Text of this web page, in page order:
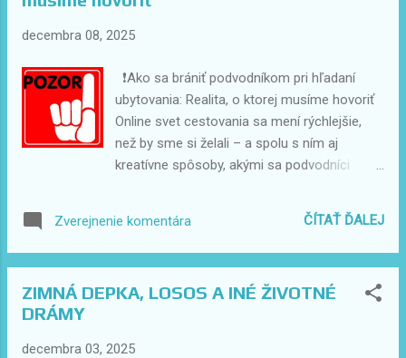
prečo sa oplatí rezervovať si ubytovanie ešte
teraz, v predstihu . 📈 Prečo dochádza k
Hlavné dôvody pripravovaných úprav sú: 1️⃣
Regulácia preplneného trhu s krátkodobým
ubytovaním Štát aj samosprávy sa snažia
obmedziť nekontrolované rozširovanie
apartmánov, najmä v turistických centrách.
verejné priestory, vodohospodárstvo či
decembra 08, 2025
❗Ako sa brániť podvodníkom pri hľadaní
ubytovania: Realita, o ktorej musíme hovoriť
Online svet cestovania sa mení rýchlejšie,
než by sme si želali – a spolu s ním aj
kreatívne spôsoby, akými sa podvodníci
moderátori cestovateľských skupín denne
sledujeme stovky príspevkov a komentárov.
A bohužiaľ, čoraz častejšie narážame na
stovky eur a veľa zbytočných nervov. Tento
Zverejnenie komentára ČÍTAŤ ĎALEJ
ZIMNÁ DEPKA, LOSOS A INÉ ŽIVOTNÉ
DRÁMY
decembra 03, 2025